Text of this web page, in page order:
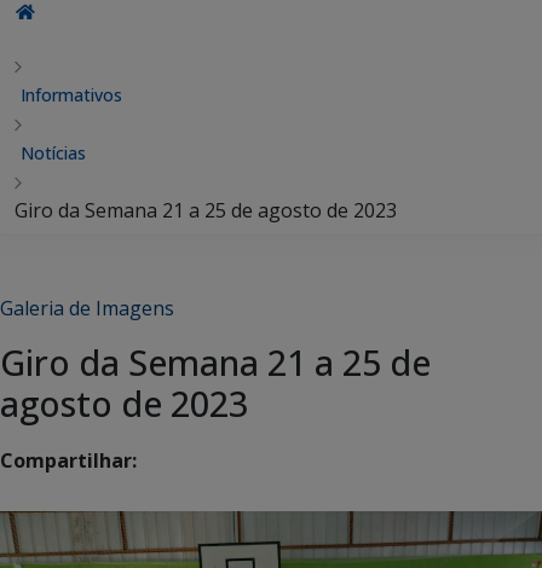
Informativos
Notícias
Giro da Semana 21 a 25 de agosto de 2023
Galeria de Imagens
Giro da Semana 21 a 25 de
agosto de 2023
Compartilhar: